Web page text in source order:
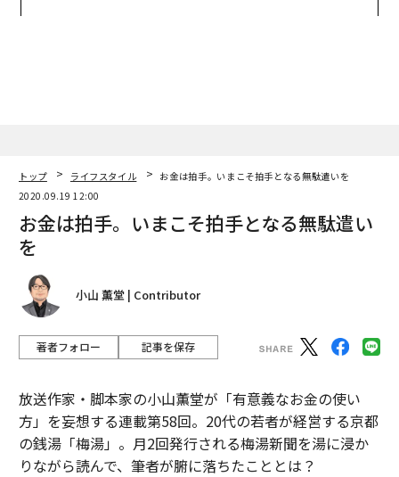
トップ ライフスタイル
お金は拍手。いまこそ拍手となる無駄遣いを
2020.09.19 12:00
お金は拍手。いまこそ拍手となる無駄遣い
を
小山 薫堂 | Contributor
著者フォロー 記事を保存
放送作家・脚本家の小山薫堂が「有意義なお金の使い
方」を妄想する連載第58回。20代の若者が経営する京都
の銭湯「梅湯」。月2回発行される梅湯新聞を湯に浸か
りながら読んで、筆者が腑に落ちたこととは？